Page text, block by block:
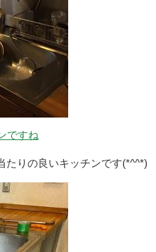
ですね
たりの良いキッチンです(*^^*)